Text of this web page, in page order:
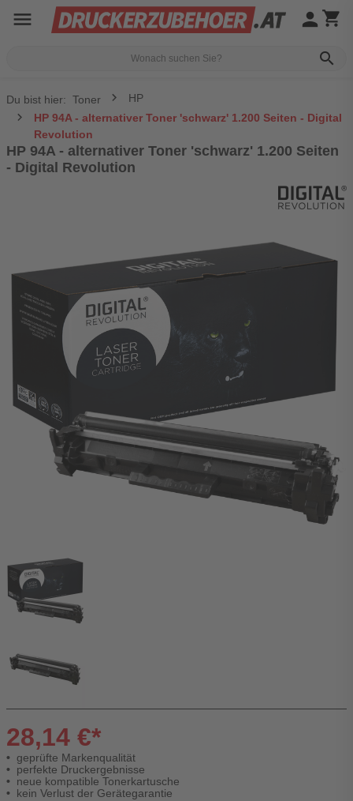
menu
search
person shopping_cart
Du bist hier: Toner
HP
HP 94A - alternativer Toner 'schwarz' 1.200 Seiten - Digital
Revolution
HP 94A - alternativer Toner 'schwarz' 1.200 Seiten
- Digital Revolution
28,14 €*
geprüfte Markenqualität
perfekte Druckergebnisse
neue kompatible Tonerkartusche
kein Verlust der Gerätegarantie